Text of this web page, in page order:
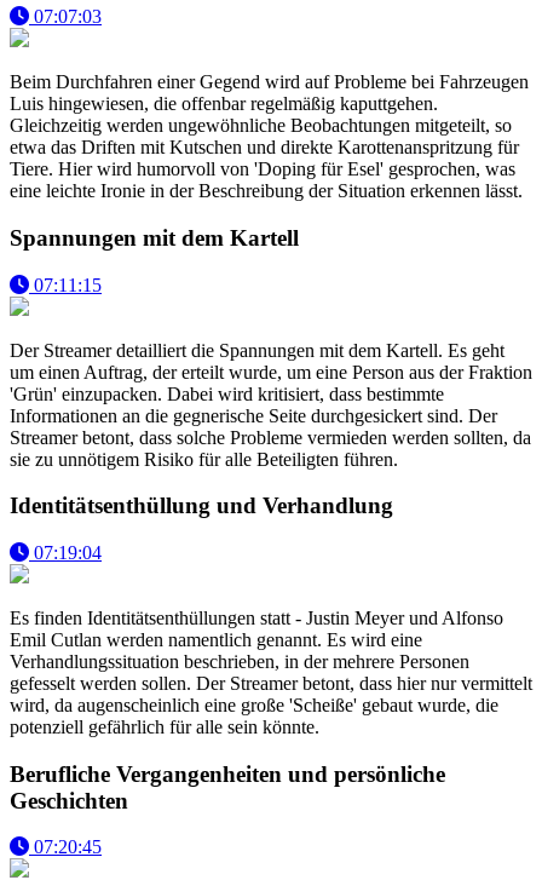
07:07:03
Beim Durchfahren einer Gegend wird auf Probleme bei Fahrzeugen
Luis hingewiesen, die offenbar regelmäßig kaputtgehen.
Gleichzeitig werden ungewöhnliche Beobachtungen mitgeteilt, so
etwa das Driften mit Kutschen und direkte Karottenanspritzung für
Tiere. Hier wird humorvoll von 'Doping für Esel' gesprochen, was
eine leichte Ironie in der Beschreibung der Situation erkennen lässt.
Spannungen mit dem Kartell
07:11:15
Der Streamer detailliert die Spannungen mit dem Kartell. Es geht
um einen Auftrag, der erteilt wurde, um eine Person aus der Fraktion
'Grün' einzupacken. Dabei wird kritisiert, dass bestimmte
Informationen an die gegnerische Seite durchgesickert sind. Der
Streamer betont, dass solche Probleme vermieden werden sollten, da
sie zu unnötigem Risiko für alle Beteiligten führen.
Identitätsenthüllung und Verhandlung
07:19:04
Es finden Identitätsenthüllungen statt - Justin Meyer und Alfonso
Emil Cutlan werden namentlich genannt. Es wird eine
Verhandlungssituation beschrieben, in der mehrere Personen
gefesselt werden sollen. Der Streamer betont, dass hier nur vermittelt
wird, da augenscheinlich eine große 'Scheiße' gebaut wurde, die
potenziell gefährlich für alle sein könnte.
Berufliche Vergangenheiten und persönliche
Geschichten
07:20:45